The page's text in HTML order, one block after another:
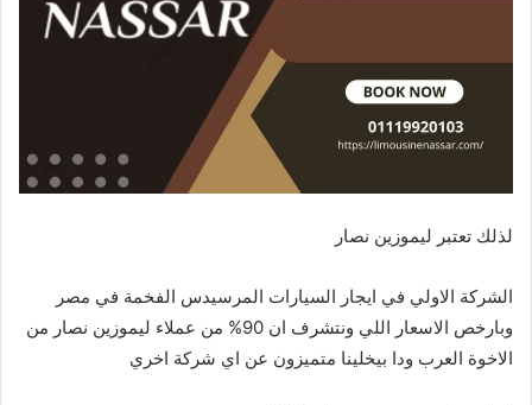
لذلك تعتبر ليموزين نصار
الشركة الاولي في ايجار السيارات المرسيدس الفخمة في مصر
وبارخص الاسعار اللي ونتشرف ان 90% من عملاء ليموزين نصار من
الاخوة العرب ودا بيخلينا متميزون عن اي شركة اخري